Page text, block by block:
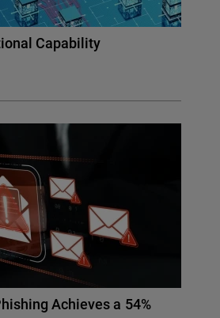
Capability
Achieves a 54%